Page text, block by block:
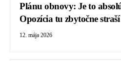
Plánu obnovy: Je to
Opozícia tu zbytočne
12. mája 2026